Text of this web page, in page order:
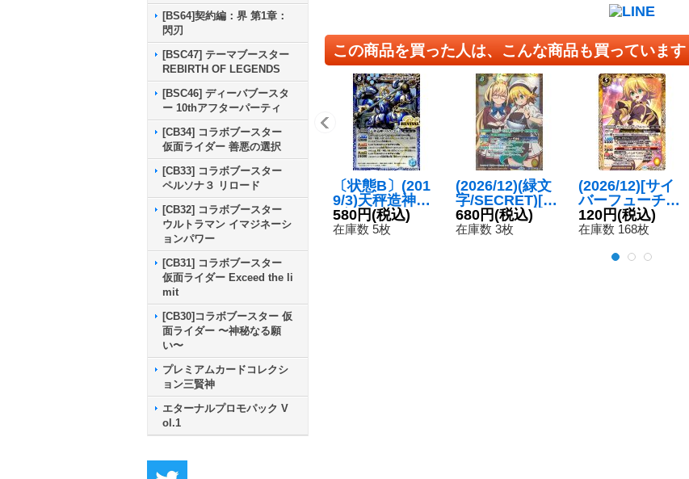
[BS64]契約編：界 第1章：
閃刃
[BSC47] テーマブースター
REBIRTH OF LEGENDS
[BSC46] ディーバブースタ
ー 10thアフターパーティ
[CB34] コラボブースター
仮面ライダー 善悪の選択
[CB33] コラボブースター
ペルソナ３ リロード
[CB32] コラボブースター
ウルトラマン イマジネーシ
ョンパワー
[CB31] コラボブースター
仮面ライダー Exceed the li
mit
[CB30]コラボブースター 仮
面ライダー 〜神秘なる願
い〜
プレミアムカードコレクシ
ョン三賢神
エターナルプロモパック V
ol.1
この商品を買った人は、こんな商品も買っています
〔状態B〕(201
9/3)天秤造神リ
ブラ・ゴレム(M
レア仕様/光導デ
580円(税込)
在庫数 5枚
(2026/12)(緑文
字/SECRET)[チ
ョコレート大作
戦]フォンニーナ
680円(税込)
在庫数 3枚
(2026/12)[サイ
バーフューチャ
ー]フォンニーナ
【CP】{BSC51-
120円(税込)
在庫数 168枚